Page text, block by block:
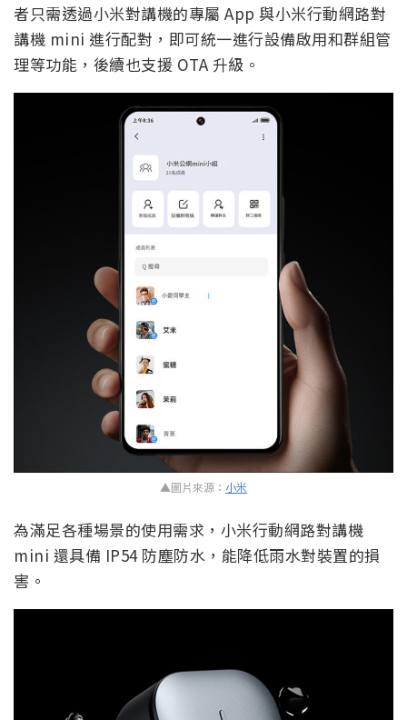
者只需透過小米對講機的專屬 App 與小米行動網路對
講機 mini 進行配對，即可統一進行設備啟用和群組管
理等功能，後續也支援 OTA 升級。
▲圖片來源： 小米
為滿足各種場景的使用需求，小米行動網路對講機
mini 還具備 IP54 防塵防水，能降低雨水對裝置的損
害。